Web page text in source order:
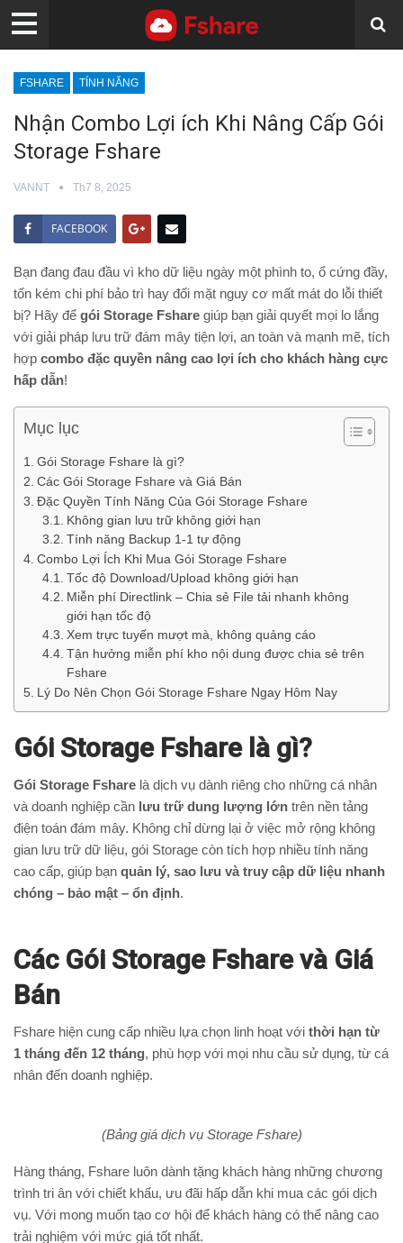
FSHARE TÍNH NĂNG
Nhận Combo Lợi ích Khi Nâng Cấp Gói
Storage Fshare
VANNT Th7 8, 2025
FACEBOOK
Bạn đang đau đầu vì kho dữ liệu ngày một phình to, ổ cứng đầy,
tốn kém chi phí bảo trì hay đối mặt nguy cơ mất mát do lỗi thiết
bị? Hãy để gói Storage Fshare giúp bạn giải quyết mọi lo lắng
với giải pháp lưu trữ đám mây tiện lợi, an toàn và mạnh mẽ, tích
hợp combo đặc quyền nâng cao lợi ích cho khách hàng cực
hấp dẫn!
Mục lục
Gói Storage Fshare là gì?
Các Gói Storage Fshare và Giá Bán
Đặc Quyền Tính Năng Của Gói Storage Fshare
Không gian lưu trữ không giới hạn
Tính năng Backup 1-1 tự động
Combo Lợi Ích Khi Mua Gói Storage Fshare
Tốc độ Download/Upload không giới hạn
Miễn phí Directlink – Chia sẻ File tải nhanh không
giới hạn tốc độ
Xem trực tuyến mượt mà, không quảng cáo
Tận hưởng miễn phí kho nội dung được chia sẻ trên
Fshare
Lý Do Nên Chọn Gói Storage Fshare Ngay Hôm Nay
Gói Storage Fshare là gì?
Gói Storage Fshare là dịch vụ dành riêng cho những cá nhân
và doanh nghiệp cần lưu trữ dung lượng lớn trên nền tảng
điện toán đám mây. Không chỉ dừng lại ở việc mở rộng không
gian lưu trữ dữ liệu, gói Storage còn tích hợp nhiều tính năng
cao cấp, giúp bạn quản lý, sao lưu và truy cập dữ liệu nhanh
chóng – bảo mật – ổn định.
Các Gói Storage Fshare và Giá
Bán
Fshare hiện cung cấp nhiều lựa chọn linh hoạt với thời hạn từ
1 tháng đến 12 tháng, phù hợp với mọi nhu cầu sử dụng, từ cá
nhân đến doanh nghiệp.
(Bảng giá dịch vụ Storage Fshare)
Hàng tháng, Fshare luôn dành tặng khách hàng những chương
trình tri ân với chiết khấu, ưu đãi hấp dẫn khi mua các gói dịch
vụ. Với mong muốn tạo cơ hội để khách hàng có thể nâng cao
trải nghiệm với mức giá tốt nhất.